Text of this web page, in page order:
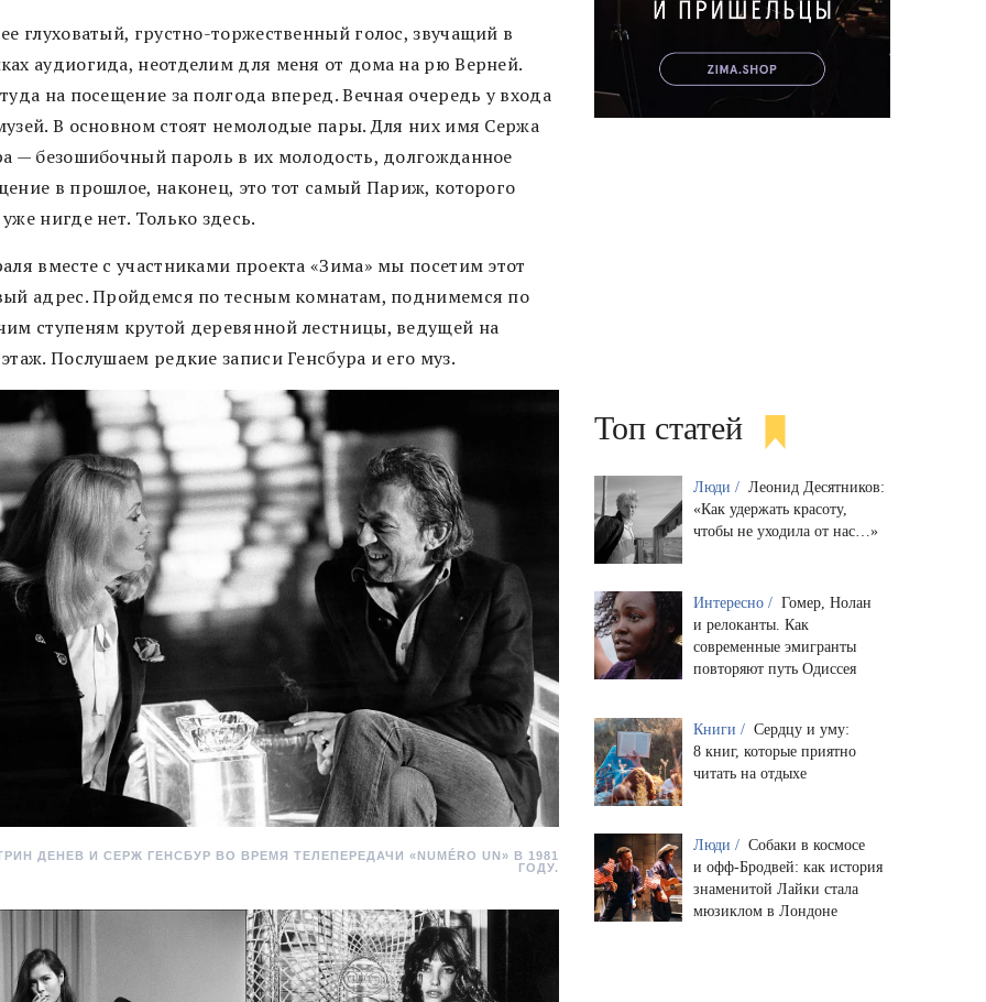
глуховатый, грустно-торжественный голос, звучащий в
аудиогида, неотделим для меня от дома на рю Верней.
на посещение за полгода вперед. Вечная очередь у входа
В основном стоят немолодые пары. Для них имя Сержа
— безошибочный пароль в их молодость, долгожданное
в прошлое, наконец, это тот самый Париж, которого
нигде нет. Только здесь.
вместе с участниками проекта «Зима» мы посетим этот
адрес. Пройдемся по тесным комнатам, поднимемся по
ступеням крутой деревянной лестницы, ведущей на
Послушаем редкие записи Генсбура и его муз.
ДЕНЕВ И СЕРЖ ГЕНСБУР ВО ВРЕМЯ ТЕЛЕПЕРЕДАЧИ «NUMÉRO UN» В 1981
ГОДУ.
Топ статей
Люди / Леонид Десятников:
«Как удержать красоту,
чтобы не уходила от нас…»
Интересно / Гомер, Нолан
и релоканты. Как
современные эмигранты
повторяют путь Одиссея
Книги / Сердцу и уму:
8 книг, которые приятно
читать на отдыхе
Люди / Собаки в космосе
и офф-Бродвей: как история
знаменитой Лайки стала
мюзиклом в Лондоне